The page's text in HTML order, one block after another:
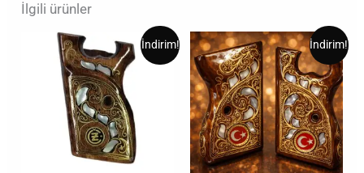
İlgili ürünler
İndirim!
Orijinal
fiyat:
₺3.500,00.
andaki
fiyat:
İndirim!
Orijinal
fiyat:
₺2,00.
Şu
andaki
fiyat:
₺1,00.